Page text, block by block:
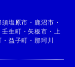
須塩原市 ・ 鹿沼市 ・
壬生町 ・矢板市 ・
上
・ 益子町 ・那珂川